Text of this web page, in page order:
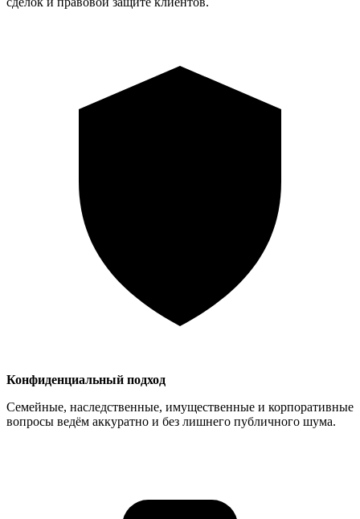
Конфиденциальный подход
Семейные, наследственные, имущественные и корпоративные
вопросы ведём аккуратно и без лишнего публичного шума.